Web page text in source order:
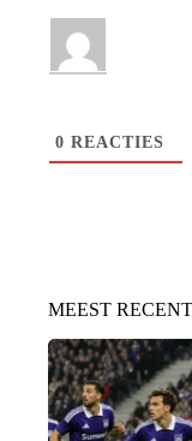
0 REACTIES
MEEST